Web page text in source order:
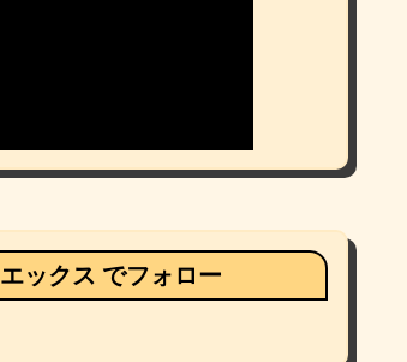
エックス でフォロー